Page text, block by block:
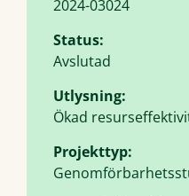
2024-03024
Status:
Avslutad
Utlysning:
Ökad
Projekttyp: